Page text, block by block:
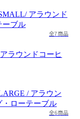
全7商品
ラウンドコーヒ
全6商品